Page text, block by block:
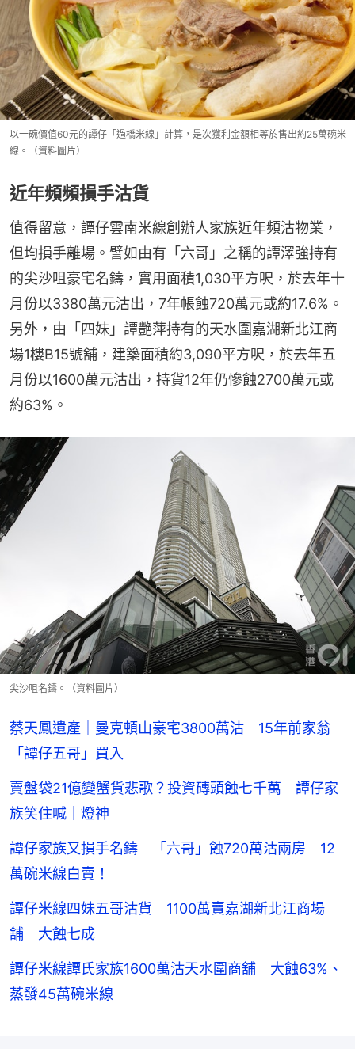
以一碗價值60元的譚仔「過橋米線」計算，是次獲利金額相等於售出約25萬碗米
線。（資料圖片）
近年頻頻損手沽貨
值得留意，譚仔雲南米線創辦人家族近年頻沽物業，
但均損手離場。譬如由有「六哥」之稱的譚澤強持有
的尖沙咀豪宅名鑄，實用面積1,030平方呎，於去年十
月份以3380萬元沽出，7年帳蝕720萬元或約17.6%。
另外，由「四妹」譚艷萍持有的天水圍嘉湖新北江商
場1樓B15號舖，建築面積約3,090平方呎，於去年五
月份以1600萬元沽出，持貨12年仍慘蝕2700萬元或
約63%。
尖沙咀名鑄。（資料圖片）
蔡天鳳遺產｜曼克頓山豪宅3800萬沽 15年前家翁
「譚仔五哥」買入
賣盤袋21億變蟹貨悲歌？投資磚頭蝕七千萬 譚仔家
族笑住喊｜燈神
譚仔家族又損手名鑄 「六哥」蝕720萬沽兩房 12
萬碗米線白賣！
譚仔米線四妹五哥沽貨 1100萬賣嘉湖新北江商場
舖 大蝕七成
譚仔米線譚氏家族1600萬沽天水圍商舖 大蝕63%、
蒸發45萬碗米線